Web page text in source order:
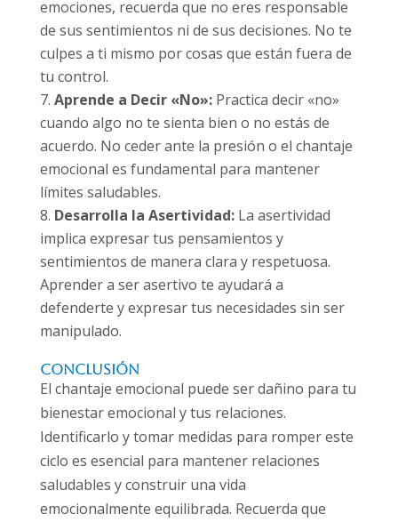
emociones, recuerda que no eres responsable
de sus sentimientos ni de sus decisiones. No te
culpes a ti mismo por cosas que están fuera de
tu control.
Aprende a Decir «No»:Practica decir «no»
cuando algo no te sienta bien o no estás de
acuerdo. No ceder ante la presión o el chantaje
emocional es fundamental para mantener
límites saludables.
Desarrolla la Asertividad:La asertividad
implica expresar tus pensamientos y
sentimientos de manera clara y respetuosa.
Aprender a ser asertivo te ayudará a
defenderte y expresar tus necesidades sin ser
manipulado.
Conclusión
El chantaje emocional puede ser dañino para tu
bienestar emocional y tus relaciones.
Identificarlo y tomar medidas para romper este
ciclo es esencial para mantener relaciones
saludables y construir una vida
emocionalmente equilibrada. Recuerda que